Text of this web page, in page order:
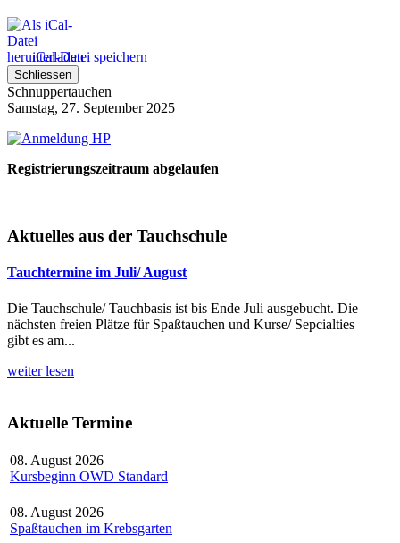
iCal-Datei speichern
Schliessen
Schnuppertauchen
Samstag, 27. September 2025
Registrierungszeitraum abgelaufen
Aktuelles aus der Tauchschule
Tauchtermine im Juli/ August
Die Tauchschule/ Tauchbasis ist bis Ende Juli ausgebucht. Die
nächsten freien Plätze für Spaßtauchen und Kurse/ Sepcialties
gibt es am...
weiter lesen
Aktuelle Termine
08. August 2026
Kursbeginn OWD Standard
08. August 2026
Spaßtauchen im Krebsgarten